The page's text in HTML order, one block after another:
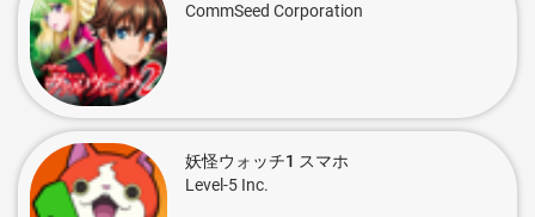
CommSeed Corporation
妖怪ウォッチ1 スマホ
Level-5 Inc.